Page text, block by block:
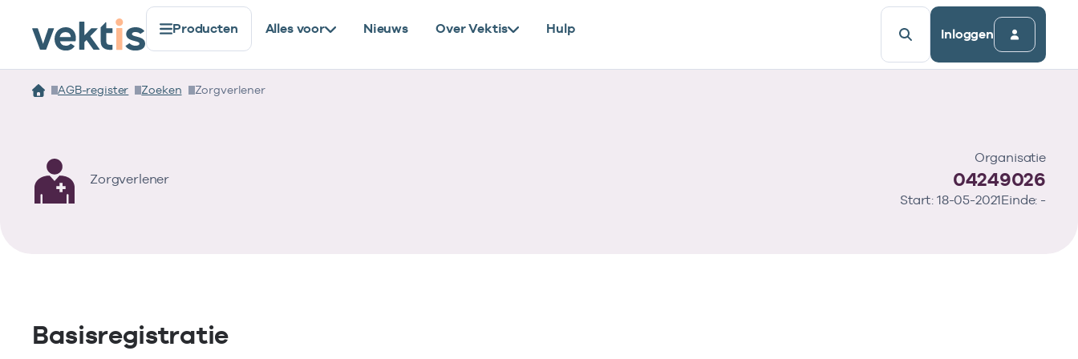
Producten Alles voor Nieuws Over Vektis Hulp Inloggen
AGB-register Zoeken Zorgverlener
Zorgverlener
Organisatie
04249026
Start: 18-05-2021Einde: -
Basisregistratie